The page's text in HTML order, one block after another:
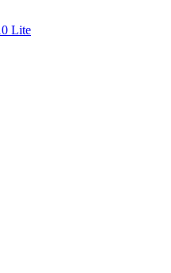
Lite